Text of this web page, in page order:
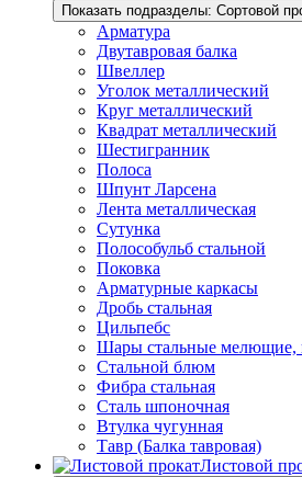
Показать подразделы: Сортовой
Арматура
Двутавровая балка
Швеллер
Уголок металлический
Круг металлический
Квадрат металлический
Шестигранник
Полоса
Шпунт Ларсена
Лента металлическая
Сутунка
Полособульб стальной
Поковка
Арматурные каркасы
Дробь стальная
Цильпебс
Шары стальные мелющие,
Стальной блюм
Фибра стальная
Сталь шпоночная
Втулка чугунная
Тавр (Балка тавровая)
Листовой